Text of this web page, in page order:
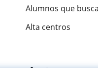
Alumnos que
Alta centros
Fantástica 9,5/